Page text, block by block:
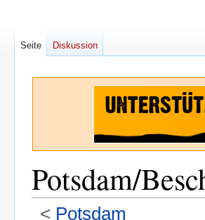
Potsdam/
< Potsdam
Seite Diskussion